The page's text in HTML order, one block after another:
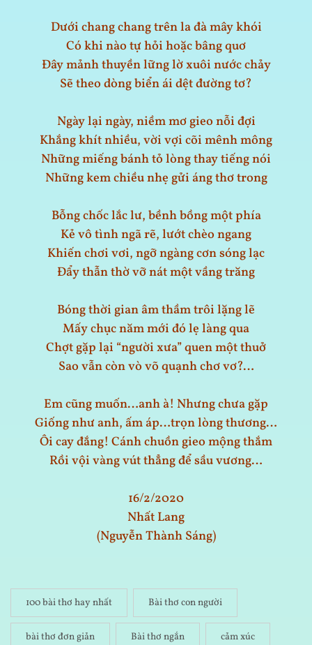
Dưới chang chang trên la đà mây khói
Có khi nào tự hỏi hoặc bâng quơ
Đây mảnh thuyền lững lờ xuôi nước chảy
Sẽ theo dòng biển ái dệt đường tơ?
Ngày lại ngày, niềm mơ gieo nỗi đợi
Khắng khít nhiều, vời vợi cõi mênh mông
Những miếng bánh tỏ lòng thay tiếng nói
Những kem chiều nhẹ gửi áng thơ trong
Bỗng chốc lắc lư, bềnh bồng một phía
Kẻ vô tình ngã rẽ, lướt chèo ngang
Khiến chơi vơi, ngỡ ngàng cơn sóng lạc
Đẩy thẫn thờ vỡ nát một vầng trăng
Bóng thời gian âm thầm trôi lặng lẽ
Mấy chục năm mới đó lẹ làng qua
Chợt gặp lại “người xưa” quen một thuở
Sao vẫn còn vò võ quạnh chơ vơ?…
Em cũng muốn…anh à! Nhưng chưa gặp
Giống như anh, ấm áp…trọn lòng thương…
Ôi cay đắng! Cánh chuồn gieo mộng thắm
Rồi vội vàng vút thẳng để sầu vương…
16/2/2020
Nhất Lang
(Nguyễn Thành Sáng)
100 bài thơ hay nhất Bài thơ con người
bài thơ đơn giản Bài thơ ngắn cảm xúc